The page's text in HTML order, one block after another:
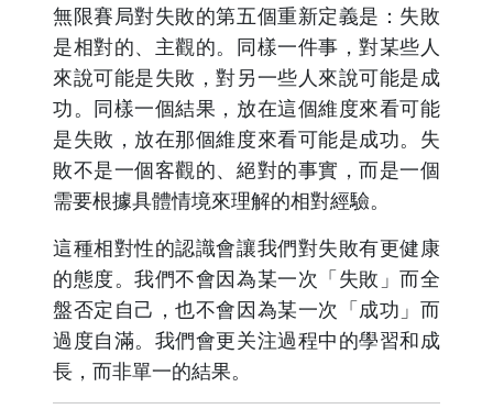
無限賽局對失敗的第五個重新定義是：失敗
是相對的、主觀的。同樣一件事，對某些人
來說可能是失敗，對另一些人來說可能是成
功。同樣一個結果，放在這個維度來看可能
是失敗，放在那個維度來看可能是成功。失
敗不是一個客觀的、絕對的事實，而是一個
需要根據具體情境來理解的相對經驗。
這種相對性的認識會讓我們對失敗有更健康
的態度。我們不會因為某一次「失敗」而全
盤否定自己，也不會因為某一次「成功」而
過度自滿。我們會更关注過程中的學習和成
長，而非單一的結果。